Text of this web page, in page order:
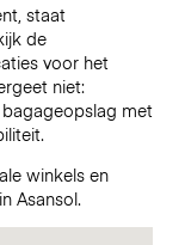
staat
de
voor het
niet:
met
winkels en
Asansol.